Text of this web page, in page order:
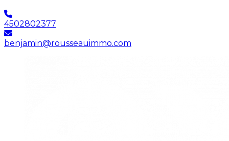
4502802377
benjamin@rousseauimmo.com